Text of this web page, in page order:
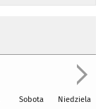
Sobota Niedziela